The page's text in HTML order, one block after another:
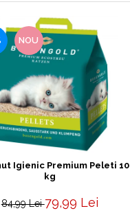
NOU
Igienic Premium Peleti 10
kg
84,99 Lei79,99 Lei